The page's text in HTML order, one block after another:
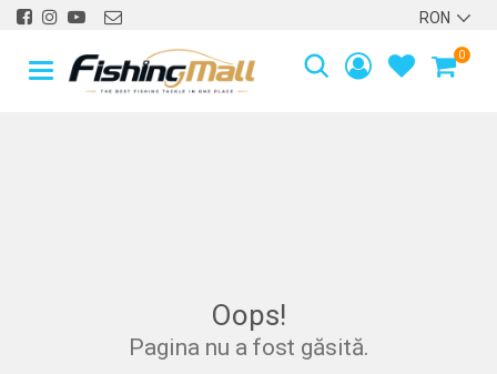
0
Oops!
Pagina nu a fost găsită.